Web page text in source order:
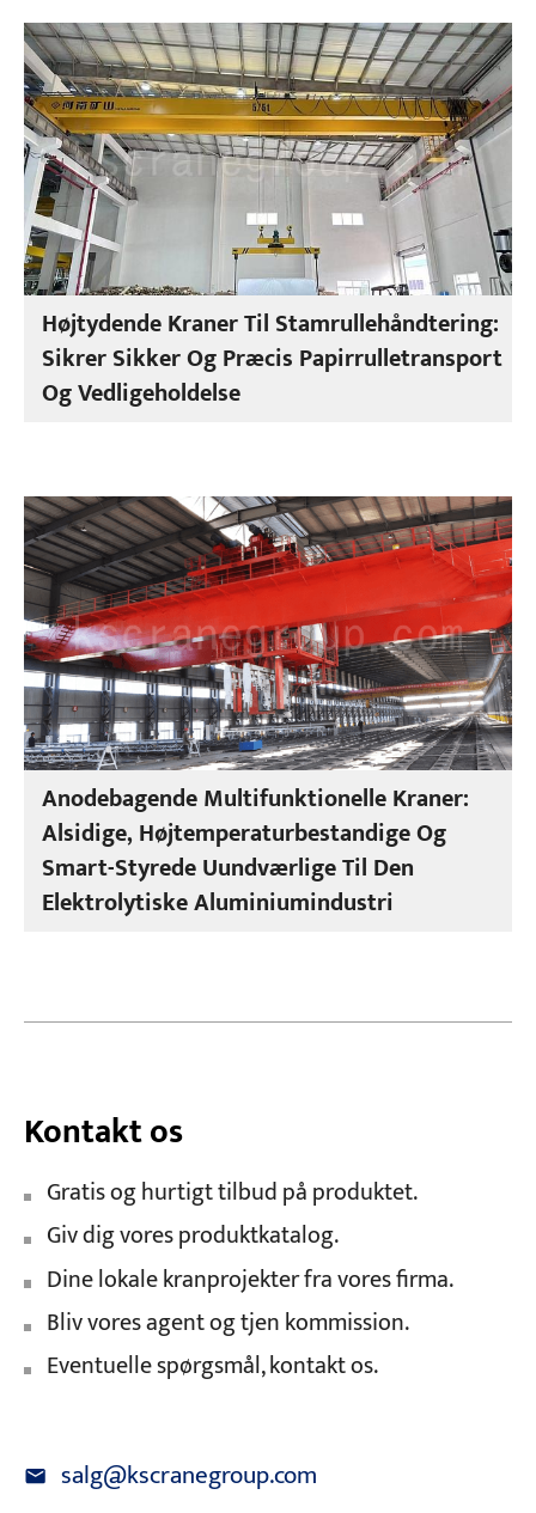
Højtydende Kraner Til Stamrullehåndtering:
Sikrer Sikker Og Præcis Papirrulletransport
Og Vedligeholdelse
Anodebagende Multifunktionelle Kraner:
Alsidige, Højtemperaturbestandige Og
Smart-Styrede Uundværlige Til Den
Elektrolytiske Aluminiumindustri
Kontakt os
Gratis og hurtigt tilbud på produktet.
Giv dig vores produktkatalog.
Dine lokale kranprojekter fra vores firma.
Bliv vores agent og tjen kommission.
Eventuelle spørgsmål, kontakt os.
salg@kscranegroup.com